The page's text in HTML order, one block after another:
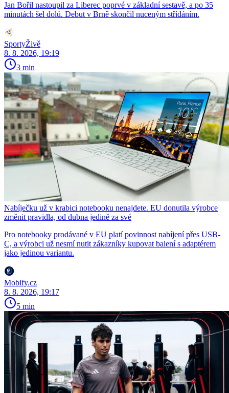
Jan Bořil nastoupil za Liberec poprvé v základní sestavě, a po 35
minutách šel dolů. Debut v Brně skončil nuceným střídáním.
SportyŽivě
8. 8. 2026, 19:19
3 min
Nabíječku už v krabici notebooku nenajdete. EU donutila výrobce
změnit pravidla, od dubna jedině za své
Pro notebooky prodávané v EU platí povinnost nabíjení přes USB-
C, a výrobci už nesmí nutit zákazníky kupovat balení s adaptérem
jako jedinou variantu.
Mobify.cz
8. 8. 2026, 19:17
5 min